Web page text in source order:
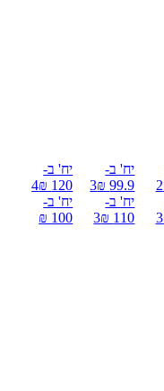
2
3
יח' ב-
99.9 ₪
3
יח' ב-
110 ₪
3
יח' ב-
120 ₪
4
יח' ב-
100 ₪